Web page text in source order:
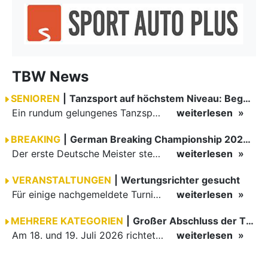
TBW News
SENIOREN
Tanzsport auf höchstem Niveau: Begeisterung bei den Turnieren in…
Ein rundum gelungenes Tanzsport-Wochenende liegt hinter den Paaren und Organisatoren in Enzklösterle. Am 1. und 2. August 2026 verwandelte sich die Festhalle wieder in einen lebendigen Mittelpunkt des…
weiterlesen
BREAKING
German Breaking Championship 2026 in Hannover
Der erste Deutsche Meister steht fest B-Boy Roman siegt bei den Juniors
weiterlesen
VERANSTALTUNGEN
Wertungsrichter gesucht
Für einige nachgemeldete Turniere im 2 Halbjahr sucht der ZWE noch Wertungsrichter.
weiterlesen
MEHRERE KATEGORIEN
Großer Abschluss der TBW-Trophy in Weinheim
Am 18. und 19. Juli 2026 richtete die Tanzsportabteilung (TSA) der TSG 1862 Weinheim das Abschlussturnier der diesjährigen TBW-Trophy-Serie aus. Zum traditionellen Saisonfinale kamen rund 400 Starts über…
weiterlesen